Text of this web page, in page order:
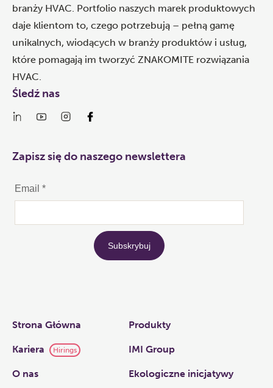
branży HVAC. Portfolio naszych marek produktowych
daje klientom to, czego potrzebują – pełną gamę
unikalnych, wiodących w branży produktów i usług,
które pomagają im tworzyć ZNAKOMITE rozwiązania
HVAC.
Links
Strona Główna Produkty
Kariera Hirings IMI Group
O nas​ Ekologiczne inicjatywy
Śledź nas
Zapisz się do naszego newslettera